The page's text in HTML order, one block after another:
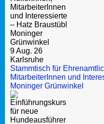
9 Aug. 26
Karlsruhe
Stammtisch für
MitarbeiterInnen und
Moninger Grünwinkel